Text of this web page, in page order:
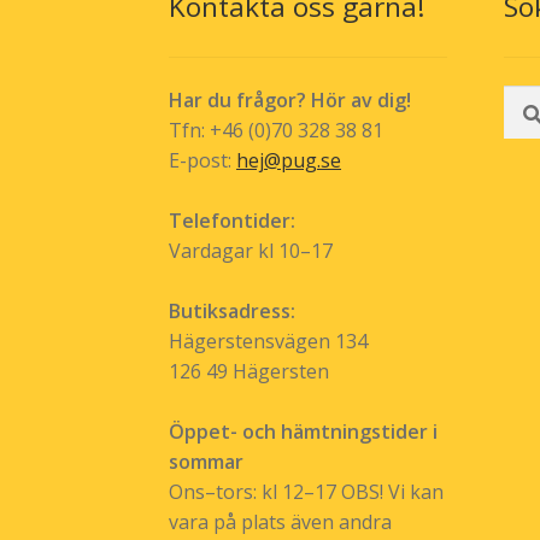
Har du frågor? Hör av dig!
Tfn: +46 (0)70 328 38 81
E-post: hej@pug.se
Telefontider:
Vardagar kl 10–17
Butiksadress:
Hägerstensvägen 134
126 49 Hägersten
Öppet- och hämtningstider i
sommar
Ons–tors: kl 12–17 OBS! Vi kan
vara på plats även andra
Sök